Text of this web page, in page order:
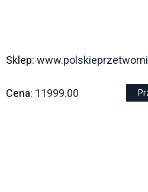
Sklep:
Cena: 11999.00